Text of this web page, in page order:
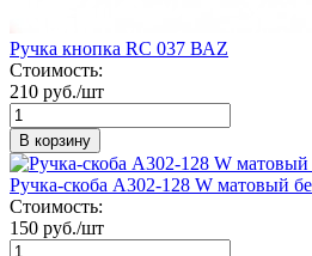
Ручка кнопка RС 037 ВАZ
Стоимость:
210 руб./шт
В корзину
Ручка-скоба A302-128 W матовый
Стоимость:
150 руб./шт